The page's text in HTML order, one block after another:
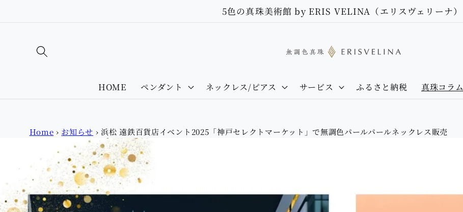
5色の真珠美術館 by ERIS VELINA（エリスヴェリーナ）
HOME ペンダント ネックレス/ピアス サービス ふるさと納税 真珠コラム
Home › お知らせ › 浜松 遠鉄百貨店イベント2025「神戸セレクトマーケット」で無調色パールパールネックレス販売